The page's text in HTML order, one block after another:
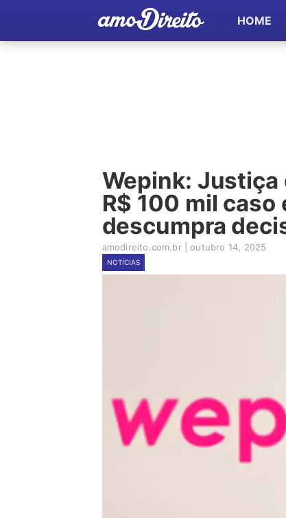
HOME
Wepink: Justiça
R$ 100 mil
descumpra
amodireito.com.br outubro 14, 2025
NOTÍCIAS